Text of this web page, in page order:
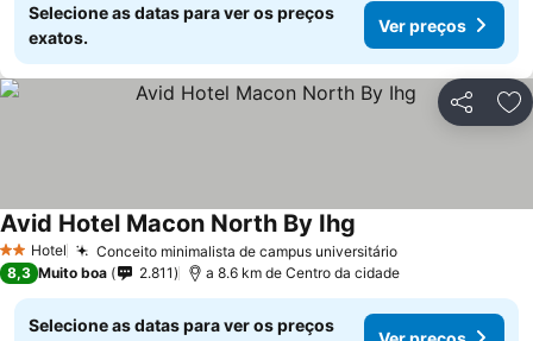
Selecione as datas para ver os preços
exatos.
Ver preços
Partilhar
2 Estrelas
Hotel Conceito minimalista de campus universitário
Avid Hotel Macon North By Ihg
8,3 Muito boa 2.811 a 8.6 km de Centro da cidade
Selecione as datas para ver os preços